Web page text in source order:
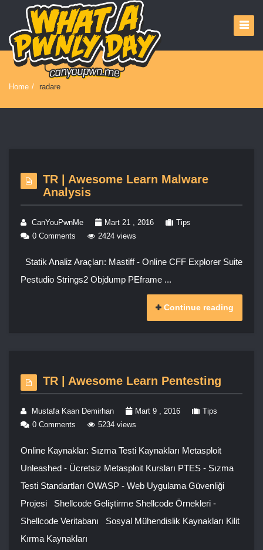
Home / radare
TR | Awesome Learn Malware
Analysis
CanYouPwnMe Mart 21 , 2016
Tips
0 Comments
2424 views
Statik Analiz Araçları: Mastiff - Online CFF Explorer Suite
Pestudio Strings2 Objdump PEframe ...
Continue reading
TR | Awesome Learn Pentesting
Mustafa Kaan Demirhan Mart 9 , 2016
Tips
0 Comments
5234 views
Online Kaynaklar: Sızma Testi Kaynakları Metasploit
Unleashed - Ücretsiz Metasploit Kursları PTES - Sızma
Testi Standartları OWASP - Web Uygulama Güvenliği
Projesi Shellcode Geliştirme Shellcode Örnekleri -
Shellcode Veritabanı Sosyal Mühendislik Kaynakları Kilit
Kırma Kaynakları